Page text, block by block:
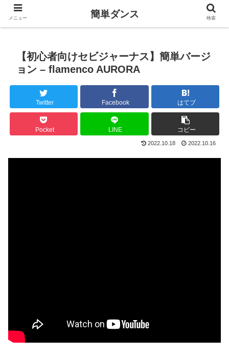
【初心者向けセビジャーナス】簡単バージ
ョン – flamenco AURORA
Twitter Facebook はてブ
Pocket LINE コピー
2022.10.18 2022.10.16
メニュー 簡単ダンス 検索